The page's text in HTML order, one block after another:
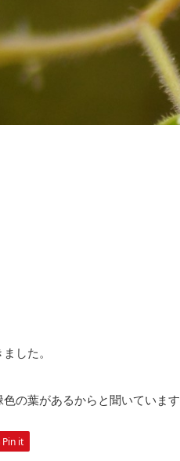
した。
の葉があるからと聞いています
Pin it